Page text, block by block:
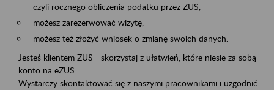
czyli rocznego obliczenia podatku przez ZUS,
możesz zarezerwować wizytę,
możesz też złożyć wniosek o zmianę swoich danych.
Jesteś klientem ZUS - skorzystaj z ułatwień, które niesie za sobą
konto na eZUS.
Wystarczy skontaktować się z naszymi pracownikami i uzgodnić